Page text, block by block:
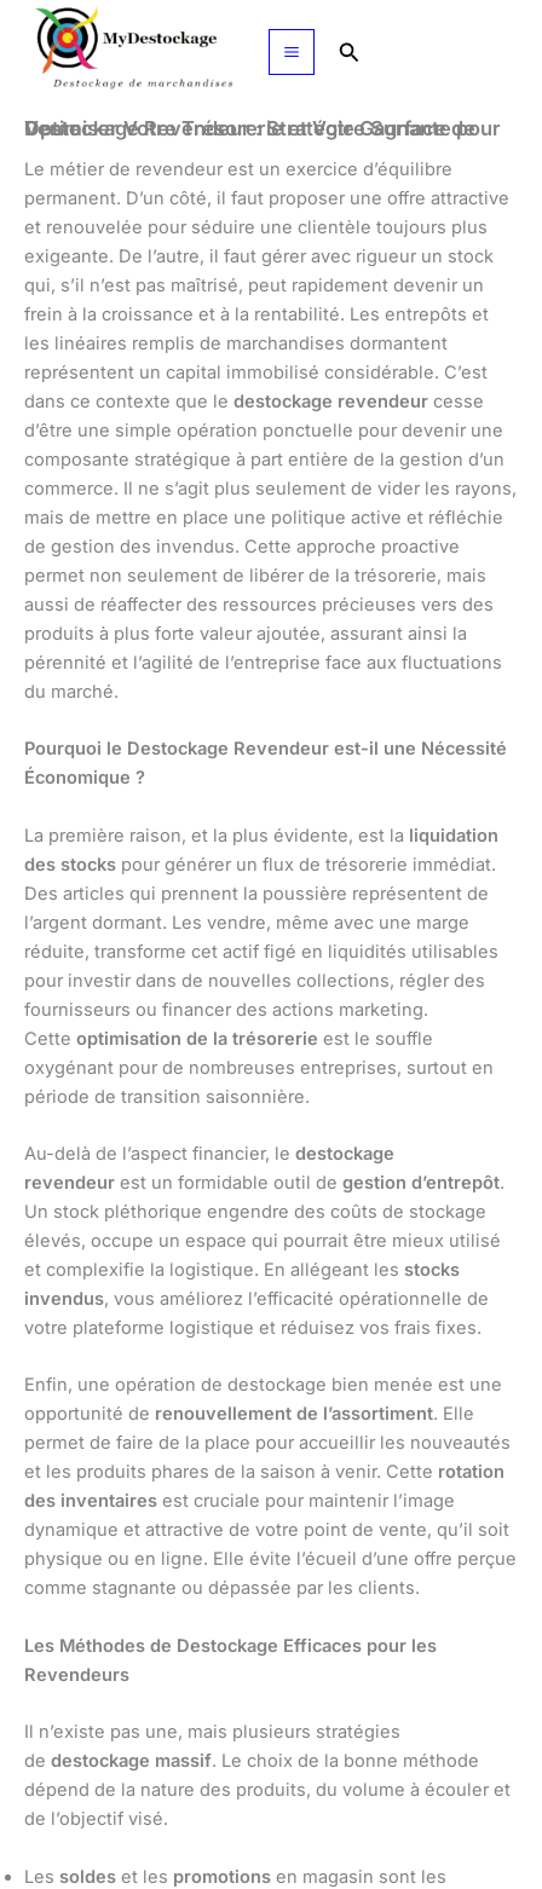
Aller
contenu
Rechercher
Destockage Revendeur : Stratégie Gagnante pour Optimiser Votre Trésorerie et Votre Surface de Vente
Le métier de revendeur est un exercice d’équilibre
permanent. D’un côté, il faut proposer une offre attractive
et renouvelée pour séduire une clientèle toujours plus
exigeante. De l’autre, il faut gérer avec rigueur un stock
qui, s’il n’est pas maîtrisé, peut rapidement devenir un
frein à la croissance et à la rentabilité. Les entrepôts et
les linéaires remplis de marchandises dormantent
représentent un capital immobilisé considérable. C’est
dans ce contexte que le destockage revendeur cesse
d’être une simple opération ponctuelle pour devenir une
composante stratégique à part entière de la gestion d’un
commerce. Il ne s’agit plus seulement de vider les rayons,
mais de mettre en place une politique active et réfléchie
de gestion des invendus. Cette approche proactive
permet non seulement de libérer de la trésorerie, mais
aussi de réaffecter des ressources précieuses vers des
produits à plus forte valeur ajoutée, assurant ainsi la
pérennité et l’agilité de l’entreprise face aux fluctuations
du marché.
Pourquoi le Destockage Revendeur est-il une Nécessité
Économique ?
La première raison, et la plus évidente, est la liquidation
des stocks pour générer un flux de trésorerie immédiat.
Des articles qui prennent la poussière représentent de
l’argent dormant. Les vendre, même avec une marge
réduite, transforme cet actif figé en liquidités utilisables
pour investir dans de nouvelles collections, régler des
fournisseurs ou financer des actions marketing.
Cette optimisation de la trésorerie est le souffle
oxygénant pour de nombreuses entreprises, surtout en
période de transition saisonnière.
Au-delà de l’aspect financier, le destockage
revendeur est un formidable outil de gestion d’entrepôt.
Un stock pléthorique engendre des coûts de stockage
élevés, occupe un espace qui pourrait être mieux utilisé
et complexifie la logistique. En allégeant les stocks
invendus, vous améliorez l’efficacité opérationnelle de
votre plateforme logistique et réduisez vos frais fixes.
Enfin, une opération de destockage bien menée est une
opportunité de renouvellement de l’assortiment. Elle
permet de faire de la place pour accueillir les nouveautés
et les produits phares de la saison à venir. Cette rotation
des inventaires est cruciale pour maintenir l’image
dynamique et attractive de votre point de vente, qu’il soit
physique ou en ligne. Elle évite l’écueil d’une offre perçue
comme stagnante ou dépassée par les clients.
Les Méthodes de Destockage Efficaces pour les
Revendeurs
Il n’existe pas une, mais plusieurs stratégies
de destockage massif. Le choix de la bonne méthode
dépend de la nature des produits, du volume à écouler et
de l’objectif visé.
Les soldes et les promotions en magasin sont les